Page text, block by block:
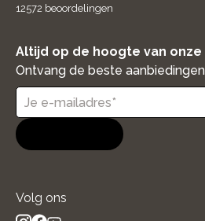
12572 beoordelingen
Altijd op de hoogte van onze
Ontvang de beste
Volg ons